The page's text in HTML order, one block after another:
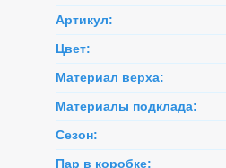
Артикул:
Цвет:
Материал верха:
Материалы подклада:
Сезон:
Пар в коробке: